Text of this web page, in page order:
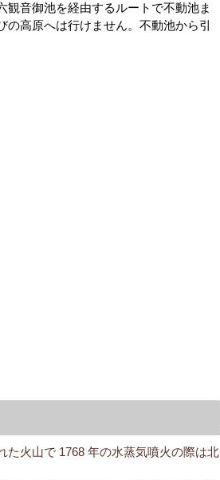
音御池を経由するルートで不動池ま
高原へは行けません。不動池から引
た火山で 1768 年の水蒸気噴火の際は北